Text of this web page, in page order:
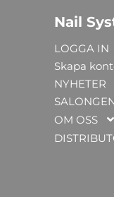
Nail
LOGGA IN
Skapa
NYHETER
OM OSS